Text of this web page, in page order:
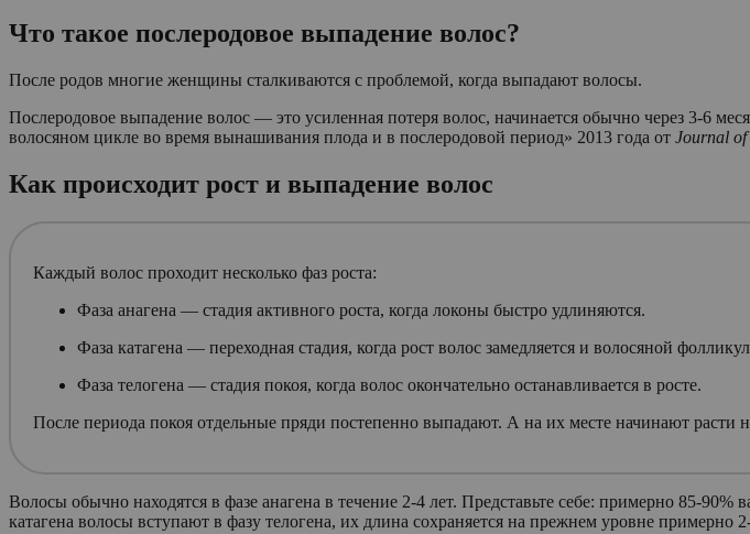
Что такое послеродовое выпадение волос?
После родов многие женщины сталкиваются с проблемой, когда выпадают волосы.
Послеродовое выпадение волос — это усиленная потеря волос, начинается обычно через 3-6
волосяном цикле во время вынашивания плода и в послеродовой период» 2013 года от Journal of
Как происходит рост и выпадение волос
Каждый волос проходит несколько фаз роста:
Фаза анагена — стадия активного роста, когда локоны быстро удлиняются.
Фаза катагена — переходная стадия, когда рост волос замедляется и волосяной
Фаза телогена — стадия покоя, когда волос окончательно останавливается в росте.
После периода покоя отдельные пряди постепенно выпадают. А на их месте начинают
Волосы обычно находятся в фазе анагена в течение 2-4 лет. Представьте себе: примерно 85-
катагена волосы вступают в фазу телогена, их длина сохраняется на прежнем уровне примерно